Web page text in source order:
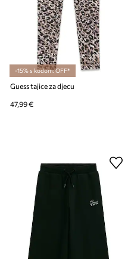
-15% s kodom: OFF*
Guess tajice za djecu
47,99 €